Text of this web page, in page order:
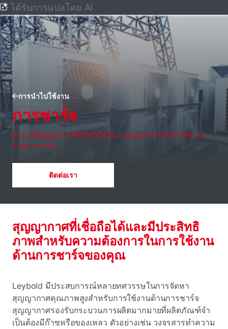
ได้รับการแปลโดย AI
การนำไปใช้งาน
การชาร์จ
สํารวจปั๊มสุญญากาศที่เชื่อถือได้ของ Leybold สําหรับการใช้งาน
ด้านการชาร์จ
ติดต่อเรา
สุญญากาศที่เชื่อถือได้และมีประสิทธิ
ภาพสําหรับความต้องการในการใช้งาน
ด้านการชาร์จของคุณ
Leybold มีประสบการณ์หลายทศวรรษในการจัดหา
สุญญากาศคุณภาพสูงสําหรับการใช้งานด้านการชาร์จ
สุญญากาศรองรับกระบวนการผลิตมากมายที่ผลิตภัณฑ์จํา
เป็นต้องมีก๊าซหรือของเหลว ตัวอย่างเช่น วงจรสารทําความ